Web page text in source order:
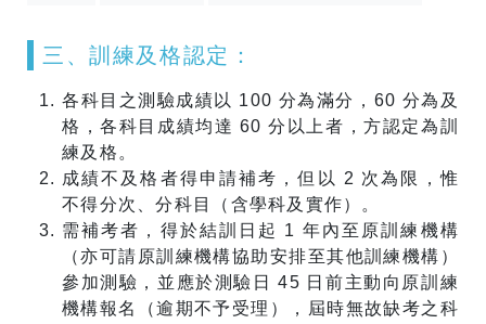
​三、訓練及格認定：
各科目之測驗成績以 100 分為滿分，60 分為及
格，各科目成績均達 60 分以上者，方認定為訓
練及格。
成績不及格者得申請補考，但以 2 次為限，惟
不得分次、分科目（含學科及實作）。
需補考者，得於結訓日起 1 年內至原訓練機構
（亦可請原訓練機構協助安排至其他訓練機構）
參加測驗，並應於測驗日 45 日前主動向原訓練
機構報名（逾期不予受理），屆時無故缺考之科